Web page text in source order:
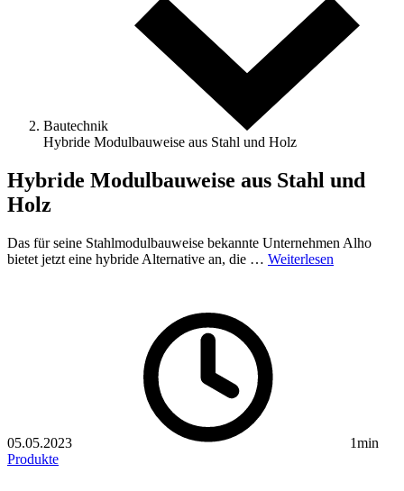
Bautechnik
Hybride Modulbauweise aus Stahl und Holz
Hybride Modulbauweise aus Stahl und
Holz
Das für seine Stahlmodulbauweise bekannte Unternehmen Alho
bietet jetzt eine hybride Alternative an, die … Weiterlesen
05.05.2023
1min
Produkte